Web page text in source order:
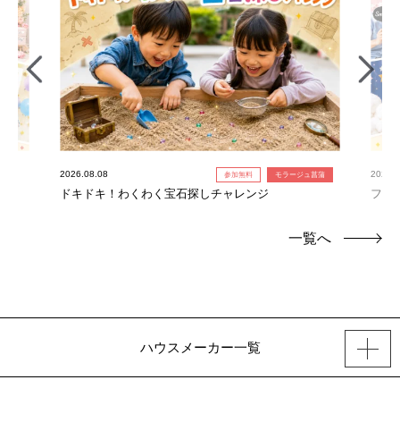
2026.08.08 参加無料 モラージュ菖蒲
ドキドキ！わくわく宝石探しチャレンジ フォ
一覧へ
ハウスメーカー一覧